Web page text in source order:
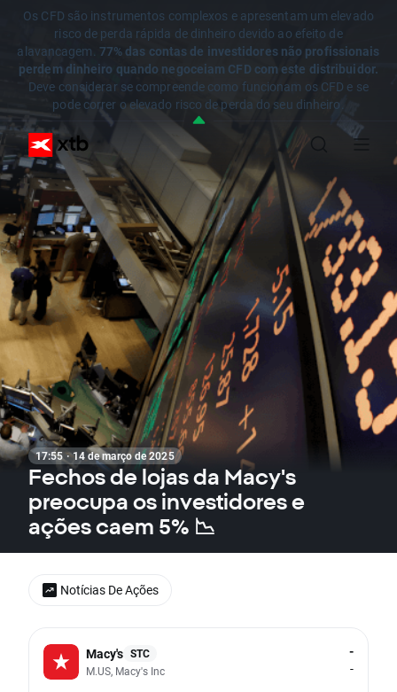
Os CFD são instrumentos complexos e apresentam um elevado
risco de perda rápida de dinheiro devido ao efeito de
alavancagem. 77% das contas de investidores não profissionais
perdem dinheiro quando negoceiam CFD com este distribuidor.
Deve considerar se compreende como funcionam os CFD e se
pode correr o elevado risco de perda do seu dinheiro.
17:55 · 14 de março de 2025
Fechos de lojas da Macy's
preocupa os investidores e
ações caem 5% 📉
Macy's STC
M.US, Macy's Inc
-
-
Notícias De Ações